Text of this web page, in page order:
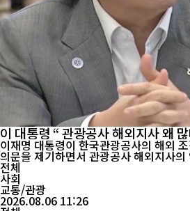
이 대통령 “ 관광공사 해외지사 왜
조직 실태 점검 지시
이재명 대통령이 한국관광공사의 해외
의문을 제기하면서 관광공사 해외지사
관 해외사무소 운영 전반에 대한 재점검
있다. 이 대통령은 지난 5일 열린 국무회의에서 문화체육관광부 업
무보고를 받던 중 한국관광공사의 조직
을 확인한 뒤, 정부가 민간 관광업계의 역
전체
사회
교통/관광
2026.08.06 11:26